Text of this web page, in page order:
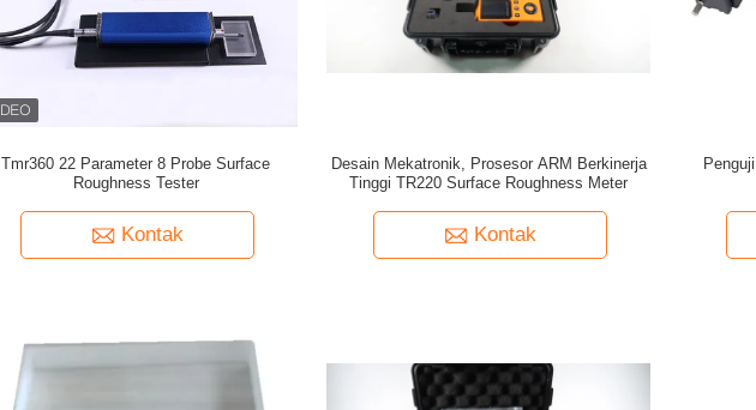
Tmr360 22 Parameter 8 Probe Surface
Roughness Tester
Kontak
Desain Mekatronik, Prosesor ARM Berkinerja
Tinggi TR220 Surface Roughness Meter
Kontak